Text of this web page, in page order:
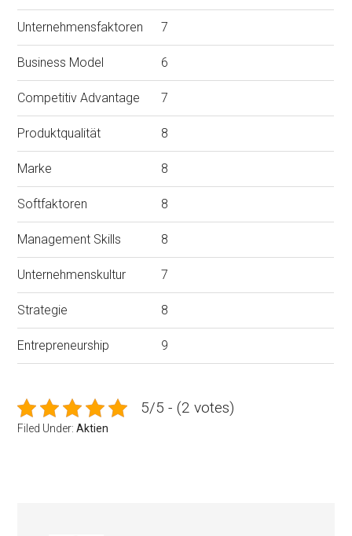
Unternehmensfaktoren 7
Business Model 6
Competitiv Advantage 7
Produktqualität 8
Marke 8
Softfaktoren 8
Management Skills 8
Unternehmenskultur 7
Strategie 8
Entrepreneurship 9
5/5 - (2 votes)
Filed Under:Aktien